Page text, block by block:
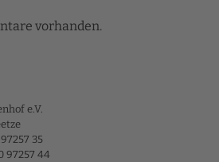
vorhanden.
e.V.
35
97257 44